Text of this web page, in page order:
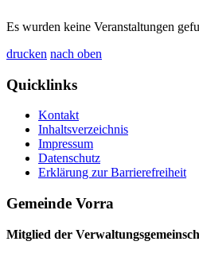
Es wurden keine Veranstaltungen
drucken nach oben
Quicklinks
Kontakt
Inhaltsverzeichnis
Impressum
Datenschutz
Erklärung zur Barrierefreiheit
Gemeinde Vorra
Mitglied der